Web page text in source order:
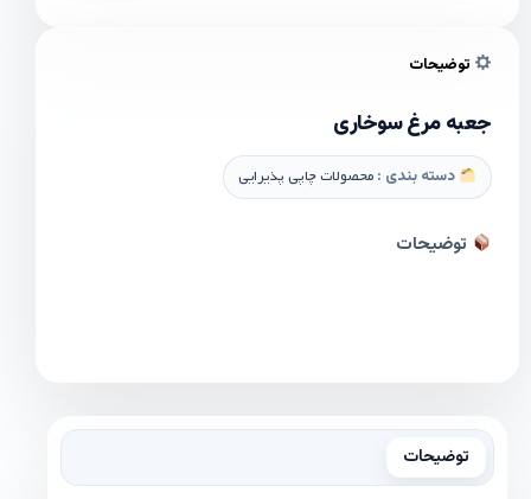
توضیحات
جعبه مرغ سوخاری
دسته بندی : محصولات چاپی پذیرایی
توضیحات
توضیحات